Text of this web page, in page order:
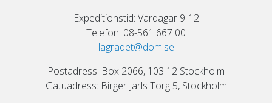
Expeditionstid: Vardagar 9-12
Telefon: 08-561 667 00
lagradet@dom.se
Postadress: Box 2066, 103 12 Stockholm
Gatuadress: Birger Jarls Torg 5, Stockholm